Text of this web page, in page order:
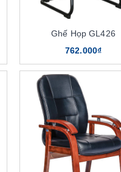
Ghế Họp GL426
762.000₫